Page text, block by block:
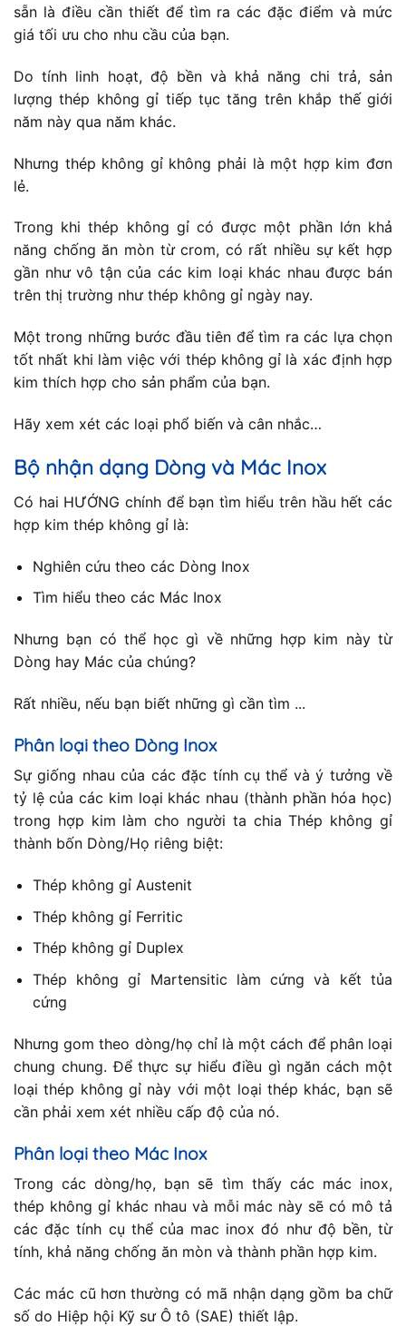
sẵn là điều cần thiết để tìm ra các đặc điểm và mức
giá tối ưu cho nhu cầu của bạn.
Do tính linh hoạt, độ bền và khả năng chi trả, sản
lượng thép không gỉ tiếp tục tăng trên khắp thế giới
năm này qua năm khác.
Nhưng thép không gỉ không phải là một hợp kim đơn
lẻ.
Trong khi thép không gỉ có được một phần lớn khả
năng chống ăn mòn từ crom, có rất nhiều sự kết hợp
gần như vô tận của các kim loại khác nhau được bán
trên thị trường như thép không gỉ ngày nay.
Một trong những bước đầu tiên để tìm ra các lựa chọn
tốt nhất khi làm việc với thép không gỉ là xác định hợp
kim thích hợp cho sản phẩm của bạn.
Hãy xem xét các loại phổ biến và cân nhắc…
Bộ nhận dạng Dòng và Mác Inox
Có hai HƯỚNG chính để bạn tìm hiểu trên hầu hết các
hợp kim thép không gỉ là:
Nghiên cứu theo các Dòng Inox
Tìm hiểu theo các Mác Inox
Nhưng bạn có thể học gì về những hợp kim này từ
Dòng hay Mác của chúng?
Rất nhiều, nếu bạn biết những gì cần tìm ...
Phân loại theo Dòng Inox
Sự giống nhau của các đặc tính cụ thể và ý tưởng về
tỷ lệ của các kim loại khác nhau (thành phần hóa học)
trong hợp kim làm cho người ta chia Thép không gỉ
thành bốn Dòng/Họ riêng biệt:
Thép không gỉ Austenit
Thép không gỉ Ferritic
Thép không gỉ Duplex
Thép không gỉ Martensitic làm cứng và kết tủa
cứng
Nhưng gom theo dòng/họ chỉ là một cách để phân loại
chung chung. Để thực sự hiểu điều gì ngăn cách một
loại thép không gỉ này với một loại thép khác, bạn sẽ
cần phải xem xét nhiều cấp độ của nó.
Phân loại theo Mác Inox
Trong các dòng/họ, bạn sẽ tìm thấy các mác inox,
thép không gỉ khác nhau và mỗi mác này sẽ có mô tả
các đặc tính cụ thể của mac inox đó như độ bền, từ
tính, khả năng chống ăn mòn và thành phần hợp kim.
Các mác cũ hơn thường có mã nhận dạng gồm ba chữ
số do Hiệp hội Kỹ sư Ô tô (SAE) thiết lập.